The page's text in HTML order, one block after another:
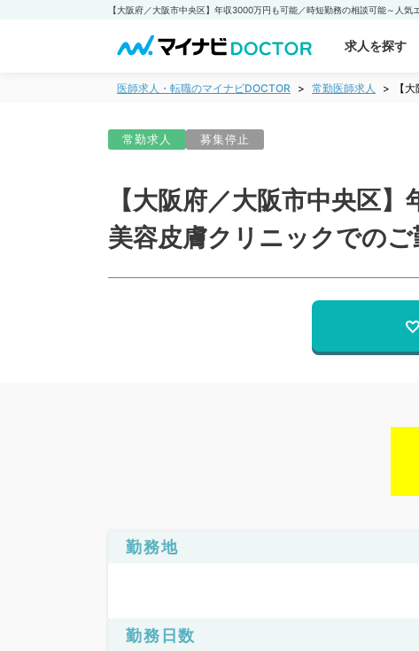
求人を探す
医師求人・転職のマイナビDOCTOR 常勤医師求人 【
常勤求人 募集停止
【大阪府／大阪市中央区
美容皮膚クリニックでのご
勤務地
勤務日数